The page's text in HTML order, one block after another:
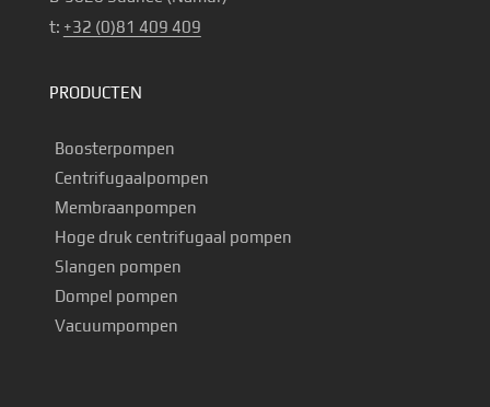
t: +32 (0)81 409 409
PRODUCTEN
Boosterpompen
Centrifugaalpompen
Membraanpompen
Hoge druk centrifugaal pompen
Slangen pompen
Dompel pompen
Vacuumpompen